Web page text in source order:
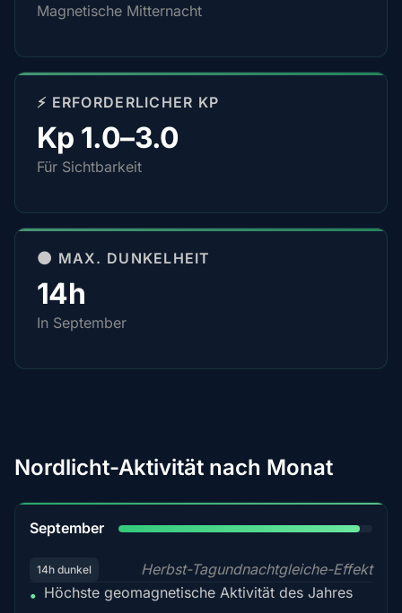
Magnetische Mitternacht
⚡ ERFORDERLICHER KP
Kp 1.0–3.0
Für Sichtbarkeit
🌑 MAX. DUNKELHEIT
14h
In September
Nordlicht-Aktivität nach Monat
September
14h dunkel
Herbst-Tagundnachtgleiche-Effekt
• Höchste geomagnetische Aktivität des Jahres